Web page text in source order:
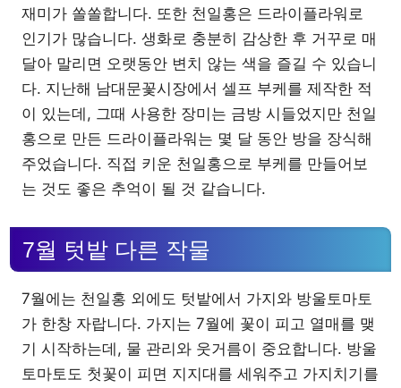
재미가 쏠쏠합니다. 또한 천일홍은 드라이플라워로
인기가 많습니다. 생화로 충분히 감상한 후 거꾸로 매
달아 말리면 오랫동안 변치 않는 색을 즐길 수 있습니
다. 지난해 남대문꽃시장에서 셀프 부케를 제작한 적
이 있는데, 그때 사용한 장미는 금방 시들었지만 천일
홍으로 만든 드라이플라워는 몇 달 동안 방을 장식해
주었습니다. 직접 키운 천일홍으로 부케를 만들어보
는 것도 좋은 추억이 될 것 같습니다.
7월 텃밭 다른 작물
7월에는 천일홍 외에도 텃밭에서 가지와 방울토마토
가 한창 자랍니다. 가지는 7월에 꽃이 피고 열매를 맺
기 시작하는데, 물 관리와 웃거름이 중요합니다. 방울
토마토도 첫꽃이 피면 지지대를 세워주고 가지치기를